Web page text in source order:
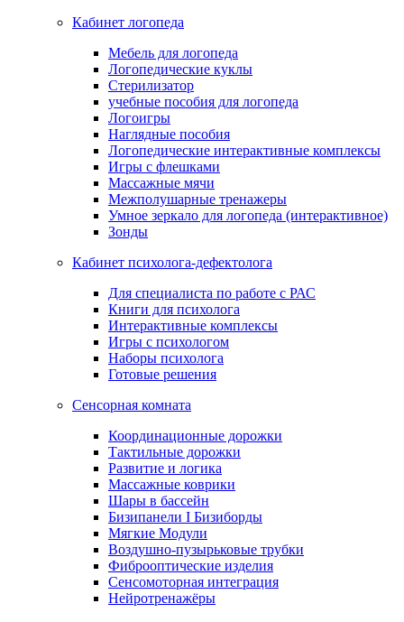
Кабинет логопеда
Мебель для логопеда
Логопедические куклы
Стерилизатор
учебные пособия для логопеда
Логоигры
Наглядные пособия
Логопедические интерактивные комплексы
Игры с флешками
Массажные мячи
Межполушарные тренажеры
Умное зеркало для логопеда (интерактивное)
Зонды
Кабинет психолога-дефектолога
Для специалиста по работе с РАС
Книги для психолога
Интерактивные комплексы
Игры с психологом
Наборы психолога
Готовые решения
Сенсорная комната
Координационные дорожки
Тактильные дорожки
Развитие и логика
Массажные коврики
Шары в бассейн
Бизипанели I Бизиборды
Мягкие Модули
Воздушно-пузырьковые трубки
Фиброоптические изделия
Сенсомоторная интеграция
Нейротренажёры